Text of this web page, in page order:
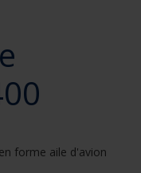
forme aile d'avion